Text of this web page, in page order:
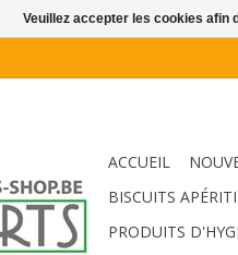
ACCUEIL
BISCUITS
PRODUITS
Veuillez accepter les cookies afin